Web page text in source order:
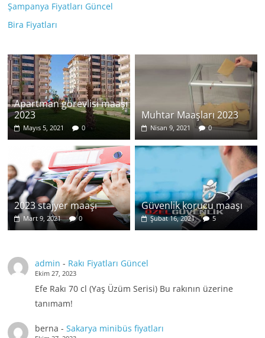
Şampanya Fiyatları Güncel
Bira Fiyatları
Apartman görevlisi maaşı
2023
Mayıs 5, 2021 0
Muhtar Maaşları 2023
Nisan 9, 2021 0
2023 stajyer maaşı
Mart 9, 2021 0
Güvenlik korucu maaşı
Şubat 16, 2021 5
admin - Rakı Fiyatları Güncel
Ekim 27, 2023
Efe Rakı 70 cl (Yaş Üzüm Serisi) Bu rakının üzerine
tanımam!
berna - Sakarya minibüs fiyatları